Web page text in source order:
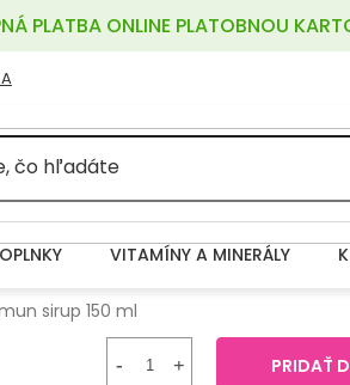
PLATBA ONLINE PLATOBNOU
VITAMÍNY A MINERÁLY
sirup 150 ml
PRIDAŤ